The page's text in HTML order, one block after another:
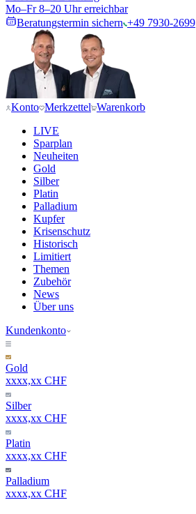
Mo–Fr 8–20 Uhr erreichbar
Beratungstermin sichern +49 7930-2699
Konto Merkzettel Warenkorb
LIVE
Sparplan
Neuheiten
Gold
Silber
Platin
Palladium
Kupfer
Krisenschutz
Historisch
Limitiert
Themen
Zubehör
News
Über uns
Kundenkonto
Gold
xxxx,xx CHF
Silber
xxxx,xx CHF
Platin
xxxx,xx CHF
Palladium
xxxx,xx CHF